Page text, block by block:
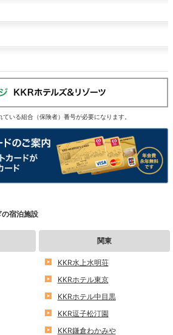
いる組合（保険者）番号が必要になります。
宿泊施設
関東
KKR水上水明荘
KKRホテル東京
KKRホテル中目黒
KKR逗子松汀園
KKR鎌倉わかみや